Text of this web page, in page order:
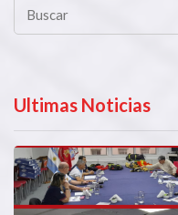
Ultimas Noticias